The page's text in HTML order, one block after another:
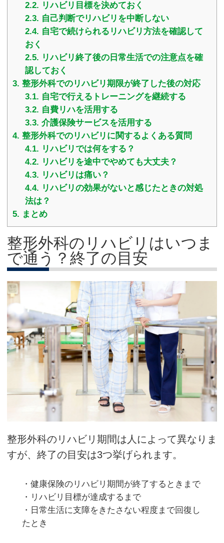
2.2. リハビリ目標を決めておく
2.3. 自己判断でリハビリを中断しない
2.4. 自宅で続けられるリハビリ方法を確認して
おく
2.5. リハビリ終了後の日常生活での注意点を確
認しておく
3. 整形外科でのリハビリ期限が終了した後の対応
3.1. 自宅で行えるトレーニングを継続する
3.2. 自費リハを活用する
3.3. 介護保険サービスを活用する
4. 整形外科でのリハビリに関するよくある質問
4.1. リハビリでは何をする？
4.2. リハビリを途中でやめても大丈夫？
4.3. リハビリは痛い？
4.4. リハビリの効果がないと感じたときの対処
法は？
5. まとめ
整形外科のリハビリはいつま
で通う？終了の目安
整形外科のリハビリ期間は人によって異なりま
すが、終了の目安は3つ挙げられます。
・健康保険のリハビリ期間が終了するときまで
・リハビリ目標が達成するまで
・日常生活に支障をきたさない程度まで回復し
たとき